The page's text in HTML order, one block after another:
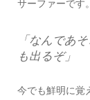
サーファーです。
「なんであ
も出るぞ」
今でも鮮明に覚